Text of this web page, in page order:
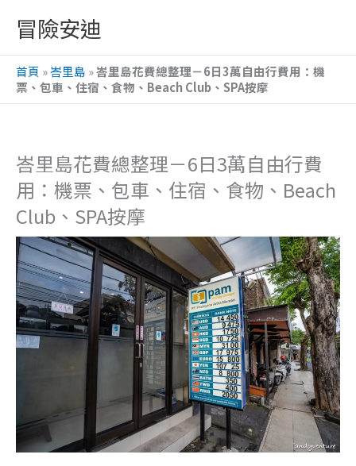
主
冒險安迪
首頁 »峇里島 »峇里島花費總整理－6日3萬自由行費用：機
票、包車、住宿、食物、Beach Club、SPA按摩
峇里島花費總整理－6日3萬自由行費
用：機票、包車、住宿、食物、Beach
Club、SPA按摩